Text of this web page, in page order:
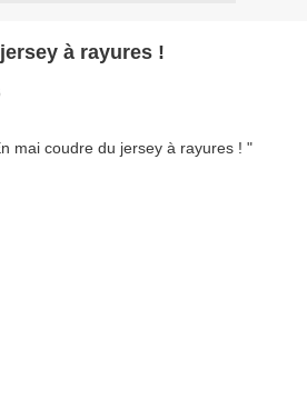
à rayures !